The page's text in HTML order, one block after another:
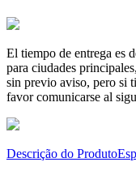
El tiempo de entrega es
para ciudades
sin previo aviso, pero si
favor comunicarse al
Descrição do Produto